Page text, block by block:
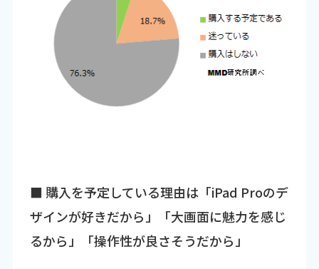
■ 購入を予定している理由は「iPad Proのデ
ザインが好きだから」「大画面に魅力を感じ
るから」「操作性が良さそうだから」